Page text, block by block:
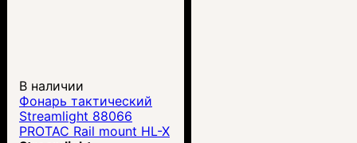
В наличии
Фонарь тактический
Streamlight 88066
PROTAC Rail mount HL-X